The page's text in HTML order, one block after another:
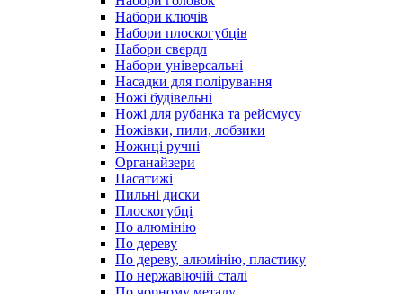
Набори ключів
Набори плоскогубців
Набори свердл
Набори універсальні
Насадки для полірування
Ножі будівельні
Ножі для рубанка та рейсмусу
Ножівки, пили, лобзики
Ножиці ручні
Органайзери
Пасатижі
Пильні диски
Плоскогубці
По алюмінію
По дереву
По дереву, алюмінію, пластику
По нержавіючій сталі